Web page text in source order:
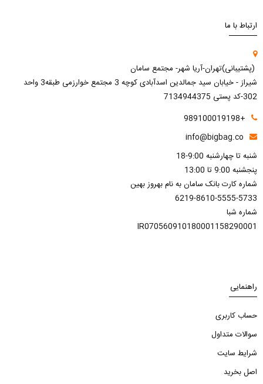
ارتباط با ما
(پشتیبانی)تهران-آریا شهر- مجتمع سامان
شیراز - خیابان سید جمالدین اسدآبادی کوچه 3 مجتمع خوارزمی طبقه3 واحد
302-کد پستی 7134944375
+989100019198
info@bigbag.co
شنبه تا چهارشنبه 9:00-18
پنجشنبه 9:00 تا 13:00
شماره کارت بانک سامان به نام بهروز بهین
6219-8610-5555-5733
شماره شبا
IR070560910180001158290001
راهنمایی
حساب کاربری
سوالات متداول
شرایط سایت
اصل بخرید